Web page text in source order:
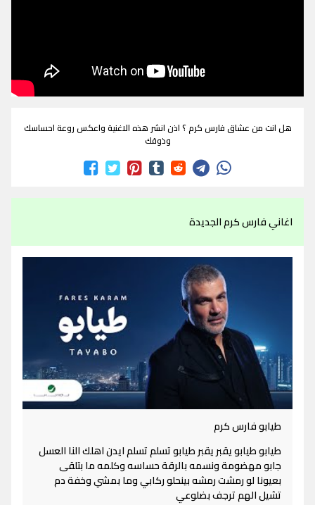
هل انت من عشاق فارس كرم ؟ اذن انشر هذه الاغنية واعكس روعة احساسك
وذوقك
اغاني فارس كرم الجديدة
طيابو فارس كرم
طيابو طيابو يقبر يقبر طيابو تسلم تسلم ايدن اهلك النا العسل
جابو مهضومة ونسمه بالرقة حساسه وكلمه ما بتلقى
بعيونا لو رمشت رمشه بينحلو ركابي وما بمشي وخفة دم
تشيل الهم ترجف بضلوعي